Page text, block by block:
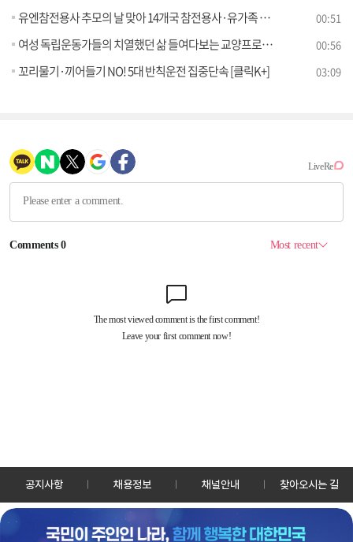
유엔참전용사 추모의 날 맞아 14개국 참전용사·유가족 80명 방한 00:51
여성 독립운동가들의 치열했던 삶 들여다보는 교양프로그램 운영 00:56
꼬리물기·끼어들기 NO! 5대 반칙운전 집중단속 [클릭K+] 03:09
공지사항 채용정보 채널안내 찾아오시는 길
30128 세종특별자치시 정부2청사로 13 한국정책방송원 KTV
TEL: 044-204-8000